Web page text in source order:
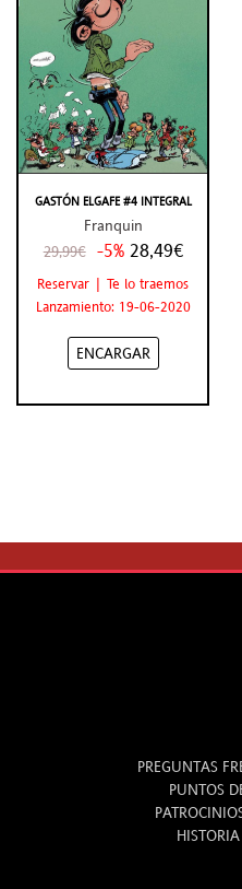
GASTÓN ELGAFE #4 INTEGRAL
Franquin
29,99€ -5% 28,49€
Reservar | Te lo traemos
Lanzamiento: 19-06-2020
ENCARGAR
PREGUNTAS
PUNTOS